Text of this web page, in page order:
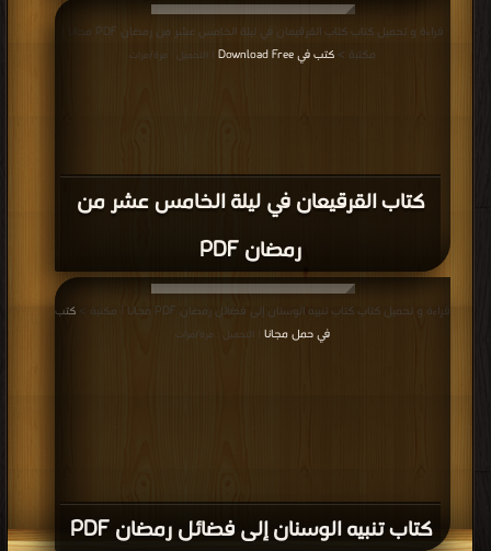
كتاب القرقيعان في ليلة الخامس عشر من
رمضان PDF
قراءة و تحميل كتاب كتاب القرقيعان في ليلة الخامس عشر من رمضان PDF مجانا |
مكتبة > كتب في Download Free | التحميل : مرة/مرات
كتاب تنبيه الوسنان إلى فضائل رمضان PDF
قراءة و تحميل كتاب كتاب تنبيه الوسنان إلى فضائل رمضان PDF مجانا | مكتبة >
كتب
في حمل مجانا | التحميل : مرة/مرات